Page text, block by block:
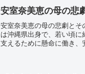
安室奈美恵の母の悲
安室奈美恵の母の悲劇と
は沖縄県出身で、若い頃
支えるために懸命に働き、